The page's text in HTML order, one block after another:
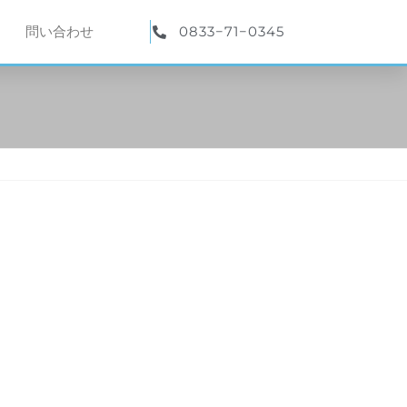
問い合わせ 0833−71−0345